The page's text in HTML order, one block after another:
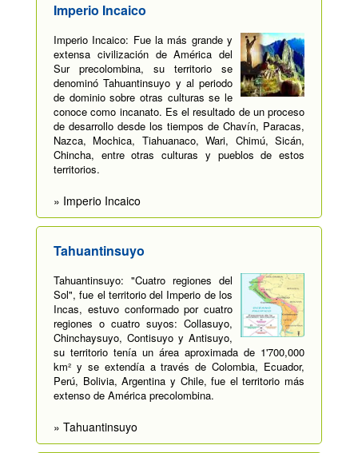
Imperio Incaico
Imperio Incaico: Fue la más grande y
extensa civilización de América del
Sur precolombina, su territorio se
denominó Tahuantinsuyo y al periodo
de dominio sobre otras culturas se le
conoce como incanato. Es el resultado de un proceso
de desarrollo desde los tiempos de Chavín, Paracas,
Nazca, Mochica, Tiahuanaco, Wari, Chimú, Sicán,
Chincha, entre otras culturas y pueblos de estos
territorios.
» Imperio Incaico
Tahuantinsuyo
Tahuantinsuyo: "Cuatro regiones del
Sol", fue el territorio del Imperio de los
Incas, estuvo conformado por cuatro
regiones o cuatro suyos: Collasuyo,
Chinchaysuyo, Contisuyo y Antisuyo,
su territorio tenía un área aproximada de 1'700,000
km² y se extendía a través de Colombia, Ecuador,
Perú, Bolivia, Argentina y Chile, fue el territorio más
extenso de América precolombina.
» Tahuantinsuyo